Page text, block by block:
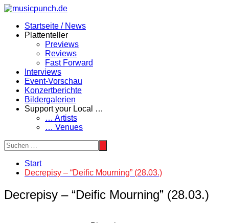
Zum
springenStartseite / News
Plattenteller
Previews
Reviews
Fast Forward
Interviews
Event-Vorschau
Konzertberichte
Bildergalerien
Support your Local …
… Artists
… Venues
Start
Decrepisy – “Deific Mourning” (28.03.)
Decrepisy – “Deific Mourning” (28.03.)